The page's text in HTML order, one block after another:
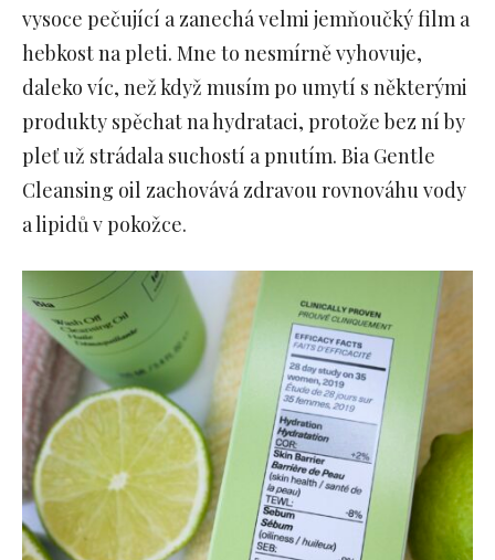
vysoce pečující a zanechá velmi jemňoučký film a
hebkost na pleti. Mne to nesmírně vyhovuje,
daleko víc, než když musím po umytí s některými
produkty spěchat na hydrataci, protože bez ní by
pleť už strádala suchostí a pnutím. Bia Gentle
Cleansing oil zachovává zdravou rovnováhu vody
a lipidů v pokožce.